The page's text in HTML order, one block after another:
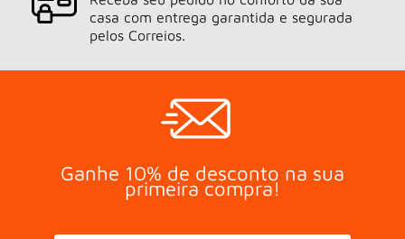
casa com entrega garantida e segurada
pelos Correios.
Ganhe 10% de desconto na sua
primeira compra!